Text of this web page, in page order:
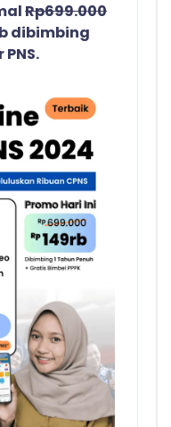
Rp699.000
dibimbing